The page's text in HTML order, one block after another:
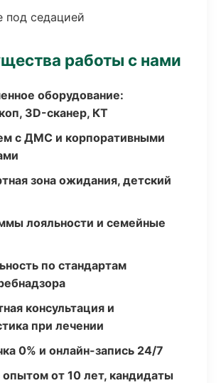
под седацией
работы с нами
оборудование:
3D-сканер, КТ
с ДМС и корпоративными
зона ожидания, детский
лояльности и семейные
по стандартам
консультация и
при лечении
0% и онлайн-запись 24/7
опытом от 10 лет, кандидаты